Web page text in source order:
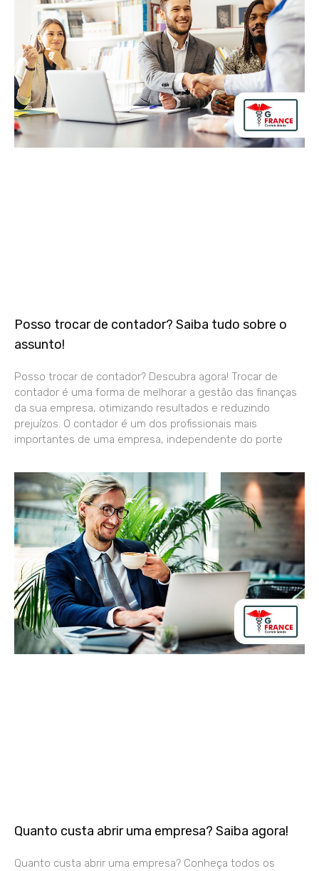
Posso trocar de contador? Saiba tudo sobre o
assunto!
Posso trocar de contador? Descubra agora! Trocar de
contador é uma forma de melhorar a gestão das finanças
da sua empresa, otimizando resultados e reduzindo
prejuízos. O contador é um dos profissionais mais
importantes de uma empresa, independente do porte
Quanto custa abrir uma empresa? Saiba agora!
Quanto custa abrir uma empresa? Conheça todos os